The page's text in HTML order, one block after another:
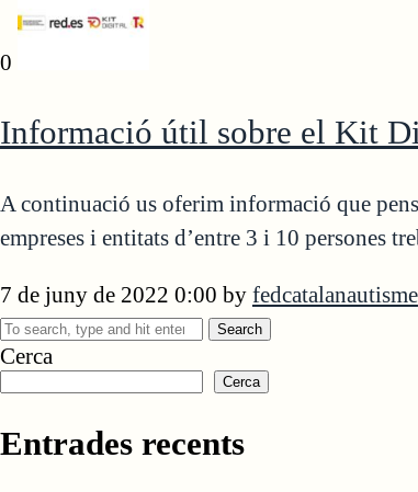
0
Informació útil sobre el Kit
A continuació us oferim informació que
empreses i entitats d’entre 3 i 10 persones
7 de juny de 2022 0:00 by fedcatalanautisme
Search
Cerca
Cerca
Entrades recents